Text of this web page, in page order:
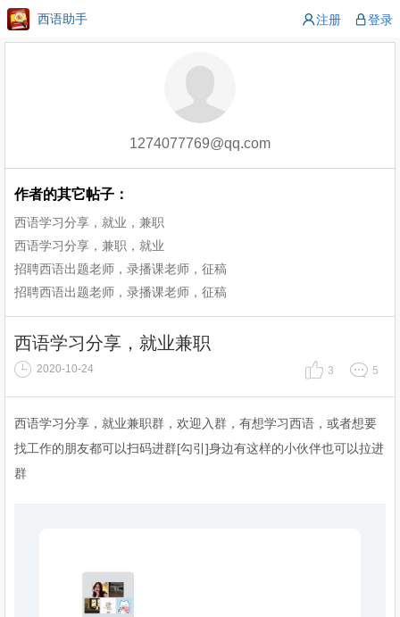
西语助手 注册 登录
1274077769@qq.com
作者的其它帖子：
西语学习分享，就业，兼职
西语学习分享，兼职，就业
招聘西语出题老师，录播课老师，征稿
招聘西语出题老师，录播课老师，征稿
西语学习分享，就业兼职
2020-10-24 3 5
西语学习分享，就业兼职群，欢迎入群，有想学习西语，或者想要
找工作的朋友都可以扫码进群[勾引]身边有这样的小伙伴也可以拉进
群